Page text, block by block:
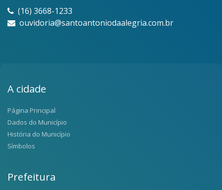
(16) 3668-1233
ouvidoria@santoantoniodaalegria.com.br
A cidade
Página Principal
Dados do Município
História do Município
Símbolos
Prefeitura